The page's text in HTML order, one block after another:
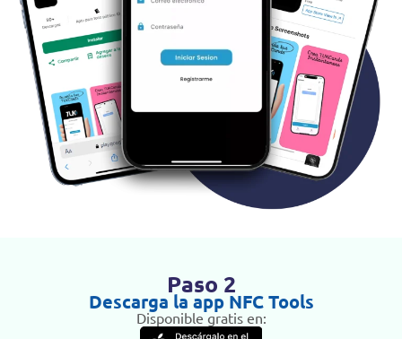
Paso 2
Descarga la app NFC Tools
Disponible gratis en: